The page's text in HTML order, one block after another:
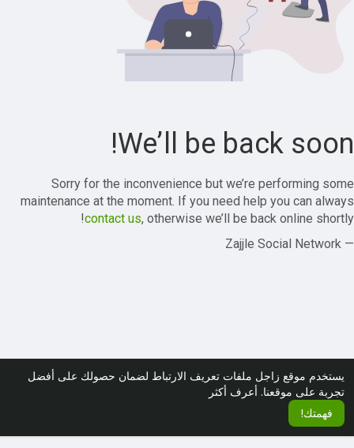
يستخدم موقع زاجل ملفات تعريف الارتباط لضمان حصولك على أفضل
تجربة على موقعنا. أعرف أكثر
فهمتك!
We’ll be back soon!
Sorry for the inconvenience but we’re performing some
maintenance at the moment. If you need help you can always
contact us, otherwise we’ll be back online shortly!
— Zajjle Social Network